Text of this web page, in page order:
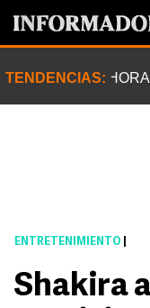
TENDENCIAS:
ENTRETENIMIENTO
Shakira